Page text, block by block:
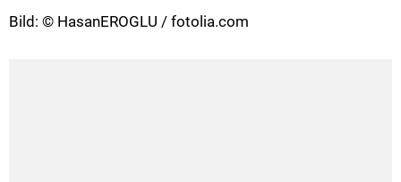
Bild: © HasanEROGLU / fotolia.com